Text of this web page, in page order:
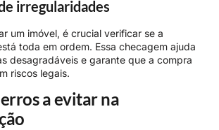
irregularidades
um imóvel, é crucial verificar se a
toda em ordem. Essa checagem ajuda
desagradáveis e garante que a compra
riscos legais.
a evitar na